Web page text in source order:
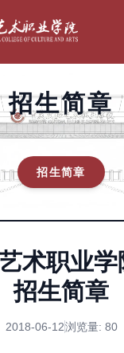
招生简章
招生简章
术职业
招生简章
2018-06-12浏览量: 80